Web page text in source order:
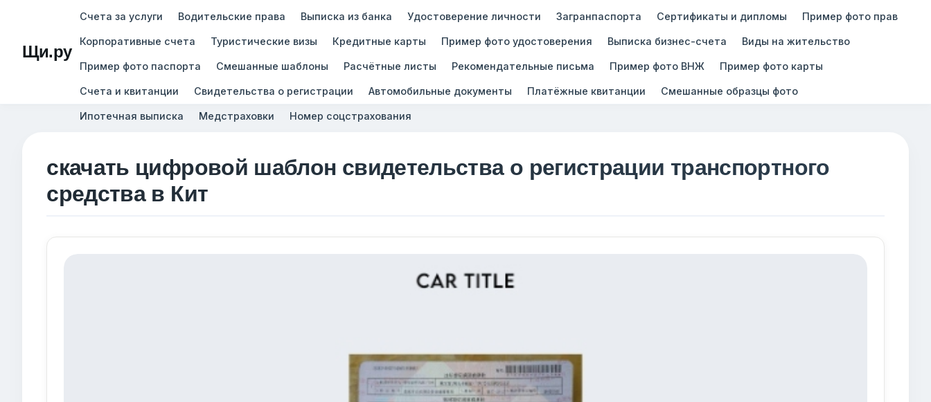
Щи.ру
Счета за услуги Водительские права Выписка из банка Удостоверение личности Загранпаспорта Сертификаты и дипломы Пример фото прав
Корпоративные счета Туристические визы Кредитные карты Пример фото удостоверения Выписка бизнес-счета Виды на жительство
Пример фото паспорта Смешанные шаблоны Расчётные листы Рекомендательные письма Пример фото ВНЖ Пример фото карты
Счета и квитанции Свидетельства о регистрации Автомобильные документы Платёжные квитанции Смешанные образцы фото
Ипотечная выписка Медстраховки Номер соцстрахования
скачать цифровой шаблон свидетельства о регистрации транспортного
средства в Кит